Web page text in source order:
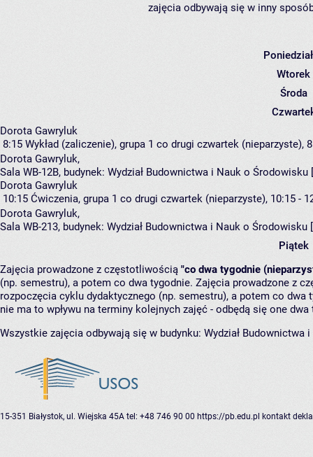
zajęcia odbywają się w inny
Wtorek
Środa
Dorota Gawryluk
8:15 Wykład (zaliczenie), grupa 1 co drugi czwartek (nieparzyste),
Dorota Gawryluk,
Sala WB-12B, budynek: Wydział Budownictwa i Nauk o Środowisku
Dorota Gawryluk
10:15 Ćwiczenia, grupa 1 co drugi czwartek (nieparzyste), 10:15 -
Dorota Gawryluk,
Sala WB-213, budynek: Wydział Budownictwa i Nauk o Środowisku
Piątek
Zajęcia prowadzone z częstotliwością "co dwa tygodnie
(np. semestru), a potem co dwa tygodnie. Zajęcia prowadzone z
rozpoczęcia cyklu dydaktycznego (np. semestru), a potem co
nie ma to wpływu na terminy kolejnych zajęć - odbędą się one
Wszystkie zajęcia odbywają się w budynku: Wydział Budownictwa
15-351 Białystok, ul. Wiejska 45A tel: +48 746 90 00 https://pb.edu.pl kontakt